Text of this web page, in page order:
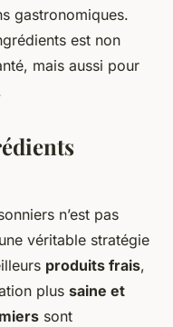
gastronomiques.
est non
mais aussi pour
n’est pas
véritable stratégie
produits frais,
plus saine et
sont